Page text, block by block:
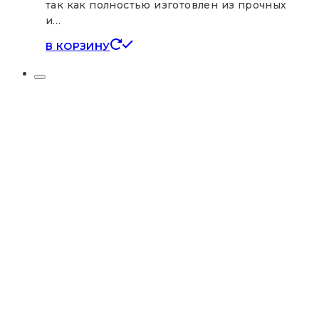
так как полностью изготовлен из прочных
и…
В КОРЗИНУ